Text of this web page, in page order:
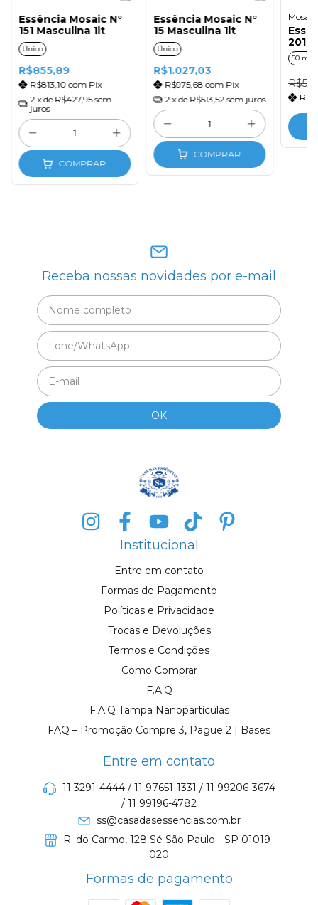
Essência Mosaic N°
151 Masculina 1lt
Único
R$855,89
R$813,10 com Pix
2 x de R$427,95 sem
juros
COMPRAR
Essência Mosaic N°
15 Masculina 1lt
Único
R$1.027,03
R$975,68com Pix
2 x de R$513,52 sem juros
COMPRAR
Mosaic
201
50 ml
Receba nossas novidades por e-mail
Institucional
Entre em contato
Formas de Pagamento
Políticas e Privacidade
Trocas e Devoluções
Termos e Condições
Como Comprar
F.A.Q
F.A.Q Tampa Nanopartículas
FAQ – Promoção Compre 3, Pague 2 | Bases
Entre em contato
11 3291-4444 / 11 97651-1331 / 11 99206-3674
/ 11 99196-4782
ss@casadasessencias.com.br
R. do Carmo, 128 Sé São Paulo - SP 01019-
020
Formas de pagamento